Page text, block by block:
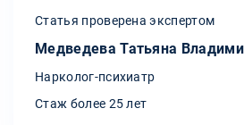
Статья проверена экспертом
Медведева Татьяна
Нарколог-психиатр
Стаж более 25 лет